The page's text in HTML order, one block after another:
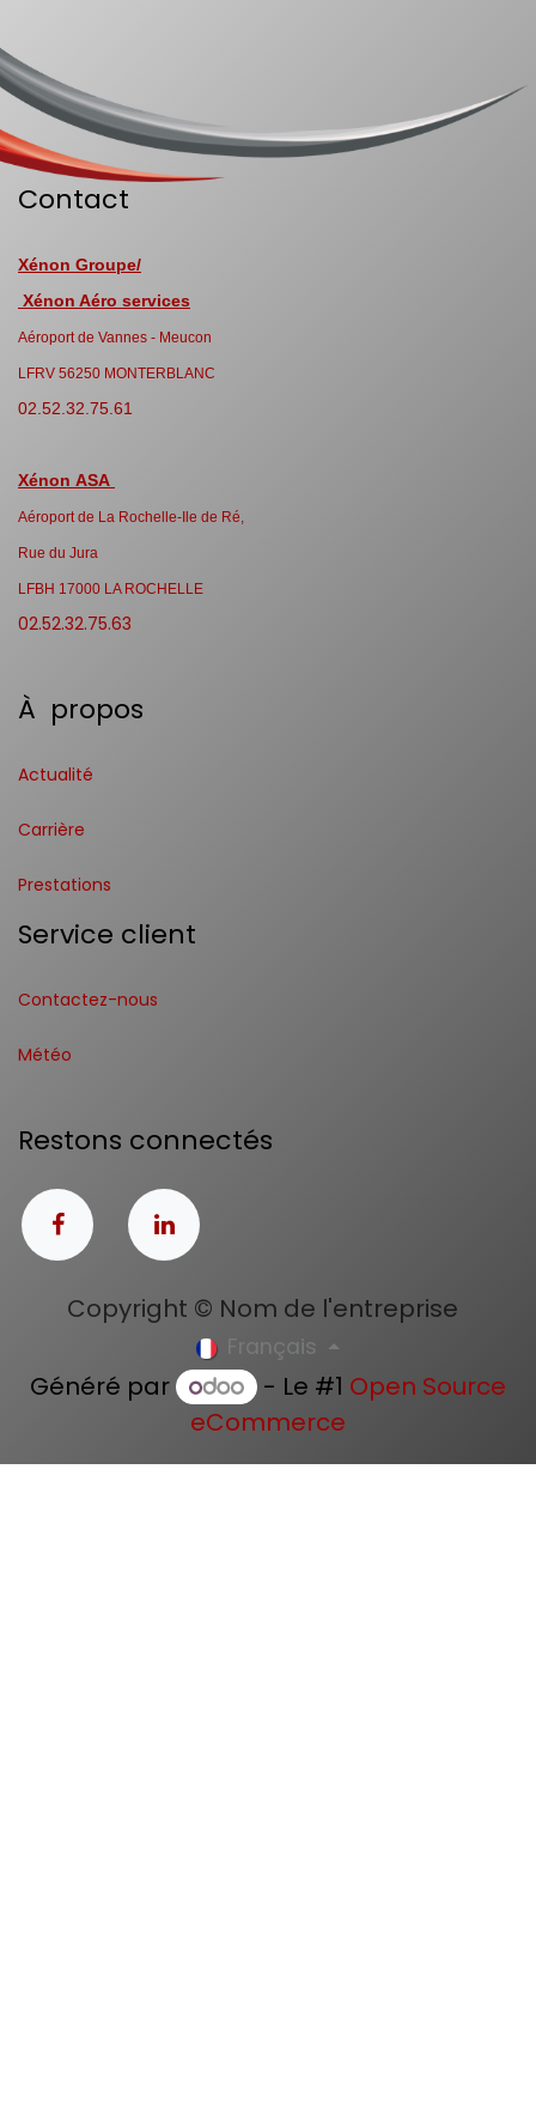
Contact
Xénon Groupe/
Xénon Aéro services
Aéroport de Vannes - Meucon
LFRV 56250 MONTERBLANC
02.52.32.75.61
Xénon ASA
Aéroport de La Rochelle-Ile de Ré,
Rue du Jura
LFBH 17000 LA ROCHELLE
02.52.32.75.63
À propos
Actualité
Carrière
Prestations
Service client
Contactez-nous
Météo
Restons connectés
Copyright © Nom de l'entreprise
Français
Généré par - Le #1 Open Source
eCommerce